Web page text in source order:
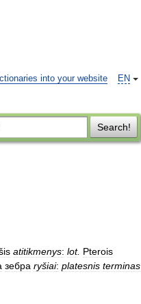
EN
into your website
Search!
atitikmenys: lot. Pterois
зебра ryšiai: platesnis terminas